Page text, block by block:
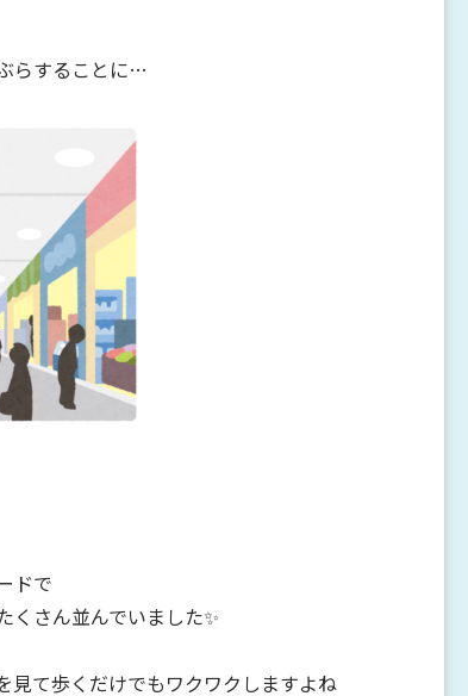
らすることに…
ドで
くさん並んでいました✨
見て歩くだけでもワクワクしますよね